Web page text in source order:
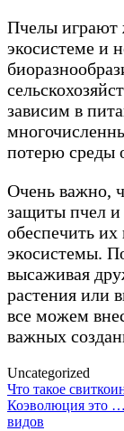
Пчелы играют
экосистеме и
зависим в
потерю среды
Очень важно,
защиты пчел и
обеспечить
экосистемы.
высаживая
растения или
все можем
важных
Uncategorized
Post
navigation
Что такое
Коэволюция это …
видов